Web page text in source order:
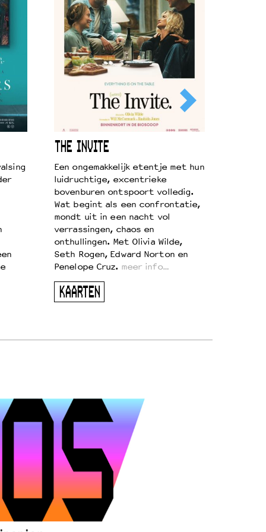
THE INVITE
Een ongemakkelijk etentje met hun
luidruchtige, excentrieke
bovenburen ontspoort volledig.
Wat begint als een confrontatie,
mondt uit in een nacht vol
verrassingen, chaos en
onthullingen. Met Olivia Wilde,
Seth Rogen, Edward Norton en
Penelope Cruz. meer info…
KAARTEN